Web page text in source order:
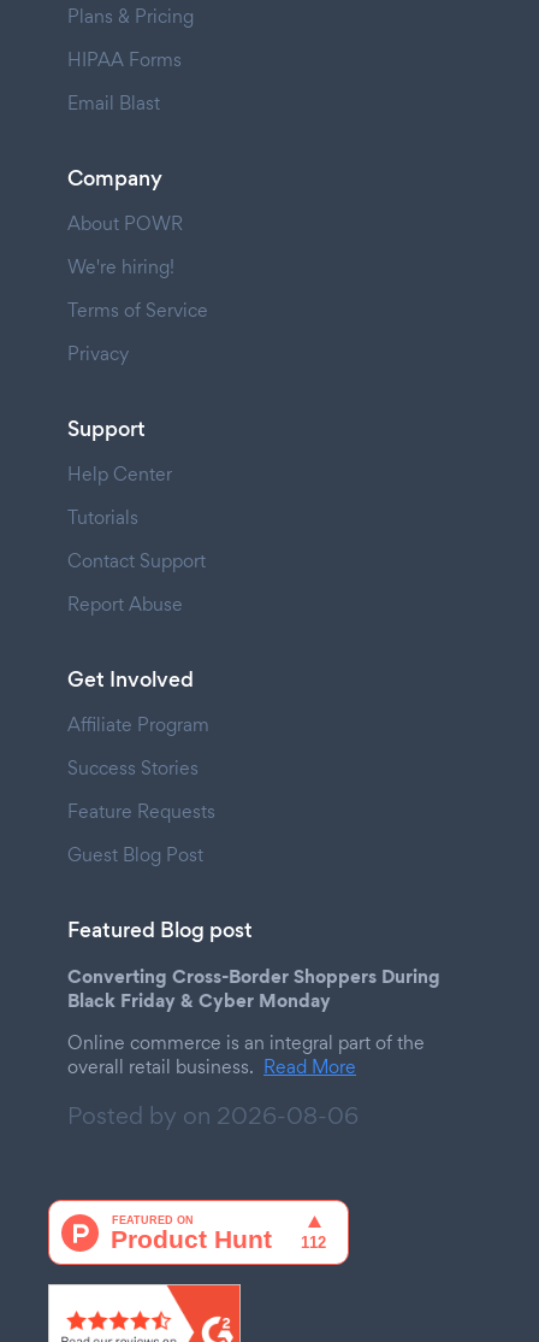
Plans & Pricing
HIPAA Forms
Email Blast
Company
About POWR
We're hiring!
Terms of Service
Privacy
Support
Help Center
Tutorials
Contact Support
Report Abuse
Get Involved
Affiliate Program
Success Stories
Feature Requests
Guest Blog Post
Featured Blog post
Converting Cross-Border Shoppers During
Black Friday & Cyber Monday
Online commerce is an integral part of the
overall retail business. Read More
Posted by on 2026-08-06